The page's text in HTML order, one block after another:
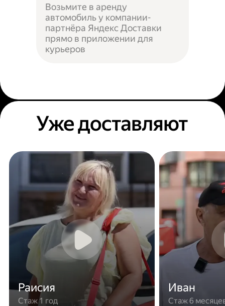
Возьмите в аренду
автомобиль у компании-
партнёра Яндекс Доставки
прямо в приложении для
курьеров
Уже доставляют
Раисия
Стаж 1 год
Иван
Стаж 6